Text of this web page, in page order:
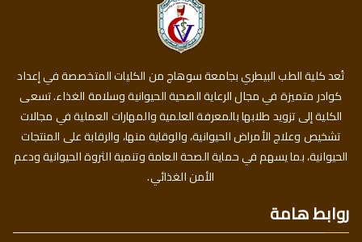
تُعد كلية الطب البيطري بجامعة سوهاج من الكليات المتخصصة في إعداد
كوادر متميزة في مجال الرعاية الصحية الحيوانية وسلامة الغذاء. تسعى
الكلية إلى تزويد طلابها بالمعرفة العلمية والمهارات العملية في مجالات
تشخيص وعلاج الأمراض الحيوانية، والوقاية منها، والرقابة على المنتجات
الحيوانية، بما يسهم في حماية الصحة العامة وتنمية الثروة الحيوانية ودعم
الأمن الغذائي.
روابط هامة